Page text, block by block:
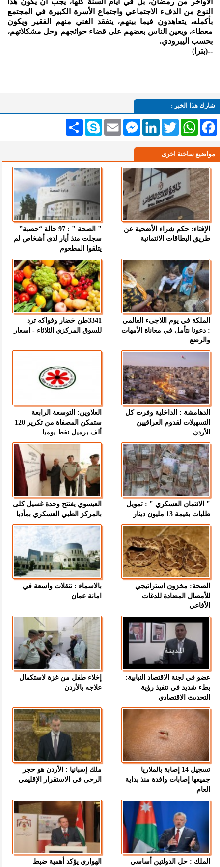
النوع من الدفء الاجتماعي واجتماع الأسرة الكبيرة في المجتمع
بأكمله، يتعاهدون فيما بينهم، يتفقد الغني منهم الفقير ويكون
معطاء، ويعين الناس بعضهم على قضاء حوائجهم وحل مشكلاتهم،
بحسب اليبرودي.
--(بترا)
شارك هذا الخبر :
انشر Skype Email
MessengerLinkedInTwitterWhatsAppFacebook
مواضيع ساخنة اخرى
الإفتاء: حكم شراء الأضحية عن
طريق البطاقات الائتمانية
" الصحة " : 97 حالة “حصبة”
سجلت منذ أيار لدى أشخاص لم
يتلقوا المطعوم
الملكة في يوم اللاجىء العالمي
: دعونا نتأمل في معاناة الأمهات
والرضع
3341طن خضار وفواكه ترد
للسوق المركزي الثلاثاء - اسعار
الدهامشة : الداخلية وفرت كل
التسهيلات لقدوم العراقيين
للأردن
العلاوين: التوسعة الرابعة
ستمكن المصفاة من تكرير 120
ألف برميل نفط يوميا
" الائتمان العسكري " : تمويل
طلبات بقيمة 13 مليون دينار
العيسوي يفتتح وحدة غسيل كلى
بالمركز الطبي العسكري بمأدبا
الصحة: مخزون استراتيجي
للأمصال المضادة للدغات
الأفاعي
بالاسماء : تنقلات واسعة في
امانة عمان
عضو في لجنة الاقتصاد النيابية:
بطء شديد في تنفيذ رؤية
التحديث الاقتصادي
إخلاء طفل من غزة لاستكمال
علاجه بالأردن
تسجيل 14 إصابة بالملاريا
جميعها إصابات وافدة منذ بداية
العام
ملك إسبانيا : الأردن هو حجر
الرحى في الاستقرار الإقليمي
الملك : حل الدولتين أساسي
الهواري يؤكد أهمية ضبط